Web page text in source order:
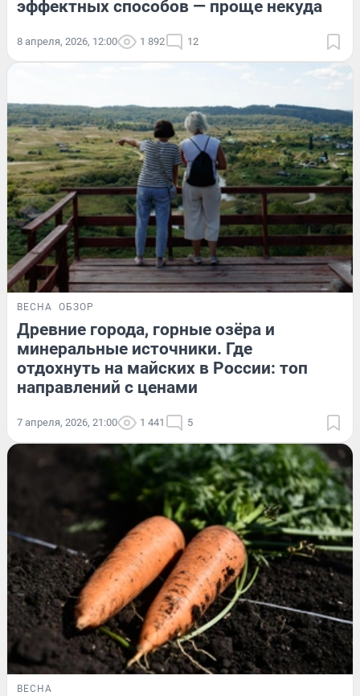
эффектных способов — проще некуда
8 апреля, 2026, 12:00 1 892 12
ВЕСНА ОБЗОР
Древние города, горные озёра и
минеральные источники. Где
отдохнуть на майских в России: топ
направлений с ценами
7 апреля, 2026, 21:00 1 441 5
ВЕСНА